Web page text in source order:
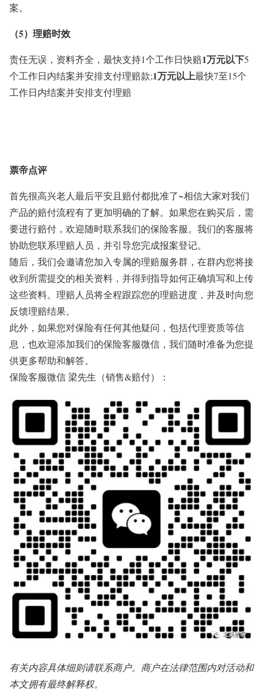
案。
（5）理赔时效
责任无误，资料齐全，最快支持1个工作日快赔1万元以下5
个工作日内结案并安排支付理赔款;1万元以上最快7至15个
工作日内结案并安排支付理赔
票帝点评
首先很高兴老人最后平安且赔付都批准了~相信大家对我们
产品的赔付流程有了更加明确的了解。 如果您在购买后，需
要进行赔付，欢迎随时联系我们的保险客服。 我们的客服将
协助您联系理赔人员，并引导您完成报案登记。
随后，我们会邀请您加入专属的理赔服务群，在群内您将接
收到所需提交的相关资料，并得到指导如何正确填写和上传
这些资料。理赔人员将全程跟踪您的理赔进度，并及时向您
反馈理赔结果。
此外，如果您对保险有任何其他疑问，包括代理资质等信
息，也欢迎添加我们的保险客服微信，我们随时准备为您提
供更多帮助和解答。
保险客服微信 梁先生（销售&赔付）：
有关内容具体细则请联系商户。商户在法律范围内对活动和
本文拥有最终解释权。